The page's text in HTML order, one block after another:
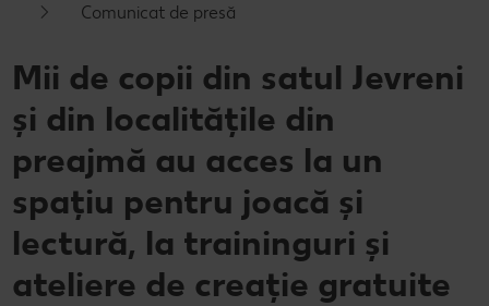
Istoric
Rapoarte financiare
Branduri proprii Kaufland
Presă
Dezvoltare
Servicii
Card cadou
Publicitate
Comunicat de presă
Mii de copii din satul Jevreni
și din localitățile din
preajmă au acces la un
spațiu pentru joacă și
lectură, la traininguri și
ateliere de creație gratuite